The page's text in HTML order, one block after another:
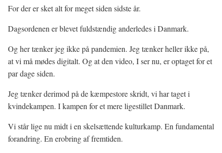
For der er sket alt for meget siden sidste år.
Dagsordenen er blevet fuldstændig anderledes i Danmark.
Og her tænker jeg ikke på pandemien. Jeg tænker heller ikke på,
at vi må mødes digitalt. Og at den video, I ser nu, er optaget for et
par dage siden.
Jeg tænker derimod på de kæmpestore skridt, vi har taget i
kvindekampen. I kampen for et mere ligestillet Danmark.
Vi står lige nu midt i en skelsættende kulturkamp. En fundamental
forandring. En erobring af fremtiden.